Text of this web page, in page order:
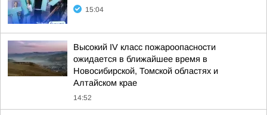
15:04
Высокий IV класс пожароопасности
ожидается в ближайшее время в
Новосибирской, Томской областях и
Алтайском крае
14:52